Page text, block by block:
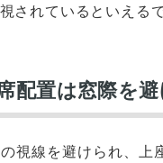
されているといえるで
配置は窓際を
視線を避けられ、上